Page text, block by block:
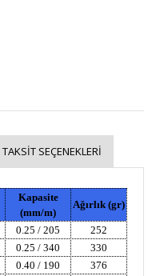
TAKSIT SEÇENEKLERI
Kapasite
(mm/m)
Ağırlık (gr)
0.25 / 205
252
0.25 / 340
330
0.40 / 190
376